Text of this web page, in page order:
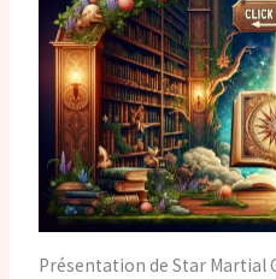
Présentation de Star Martial